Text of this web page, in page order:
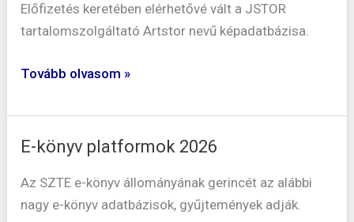
Előfizetés keretében elérhetővé vált a JSTOR
tartalomszolgáltató Artstor nevű képadatbázisa.
Artstor
előfizetés
Tovább olvasom »
E-könyv platformok 2026
Az SZTE e-könyv állományának gerincét az alábbi
nagy e-könyv adatbázisok, gyűjtemények adják.
E-
platformok
2026